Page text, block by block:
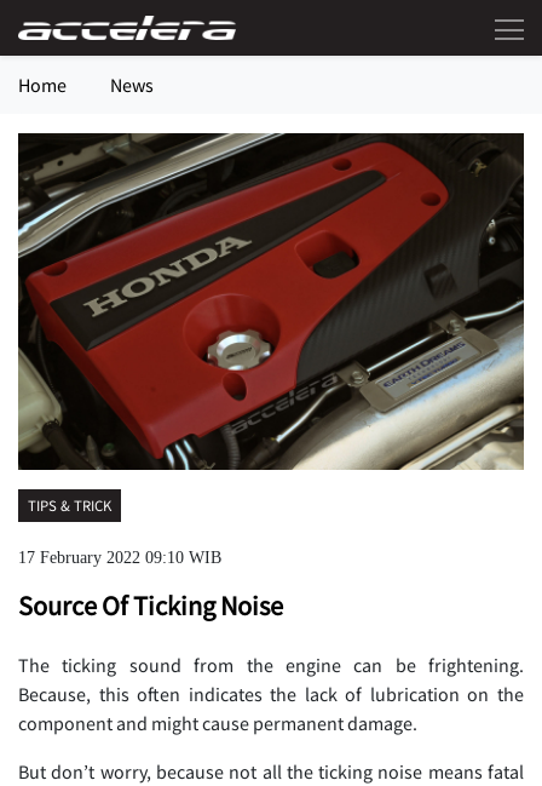
Home News
TIPS & TRICK
17 February 2022 09:10 WIB
Source Of Ticking Noise
The ticking sound from the engine can be frightening.
Because, this often indicates the lack of lubrication on the
component and might cause permanent damage.
But don’t worry, because not all the ticking noise means fatal